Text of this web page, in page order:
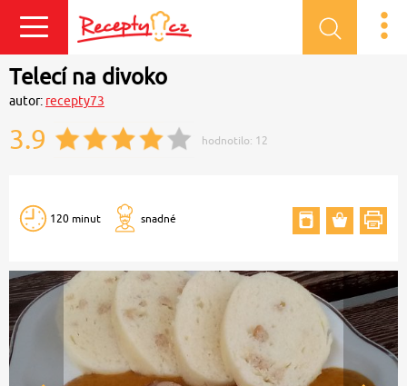
Telecí na divoko
autor: recepty73
3.9 hodnotilo: 12
120 minut snadné